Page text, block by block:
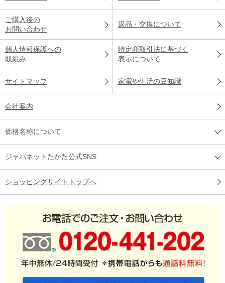
ご購入後の
お問い合わせ
返品・交換について
個人情報保護への
取組み
特定商取引法に基づく
表示について
サイトマップ 家電や生活の豆知識
会社案内
価格名称について
ジャパネットたかた公式SNS
ショッピングサイトトップへ